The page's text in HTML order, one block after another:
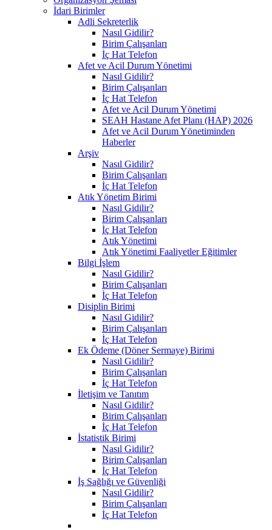
İdari Birimler
Adli Sekreterlik
Nasıl Gidilir?
Birim Çalışanları
İç Hat Telefon
Afet ve Acil Durum Yönetimi
Nasıl Gidilir?
Birim Çalışanları
İç Hat Telefon
Afet ve Acil Durum Yönetimi
SEAH Hastane Afet Planı (HAP) 2026
Afet ve Acil Durum Yönetiminden
Haberler
Arşiv
Nasıl Gidilir?
Birim Çalışanları
İç Hat Telefon
Atık Yönetim Birimi
Nasıl Gidilir?
Birim Çalışanları
İç Hat Telefon
Atık Yönetimi
Atık Yönetimi Faaliyetler Eğitimler
Bilgi İşlem
Nasıl Gidilir?
Birim Çalışanları
İç Hat Telefon
Disiplin Birimi
Nasıl Gidilir?
Birim Çalışanları
İç Hat Telefon
Ek Ödeme (Döner Sermaye) Birimi
Nasıl Gidilir?
Birim Çalışanları
İç Hat Telefon
İletişim ve Tanıtım
Nasıl Gidilir?
Birim Çalışanları
İç Hat Telefon
İstatistik Birimi
Nasıl Gidilir?
Birim Çalışanları
İç Hat Telefon
İş Sağlığı ve Güvenliği
Nasıl Gidilir?
Birim Çalışanları
İç Hat Telefon